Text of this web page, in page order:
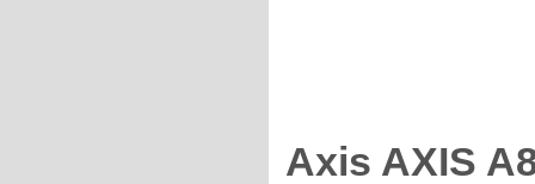
Axis AXIS